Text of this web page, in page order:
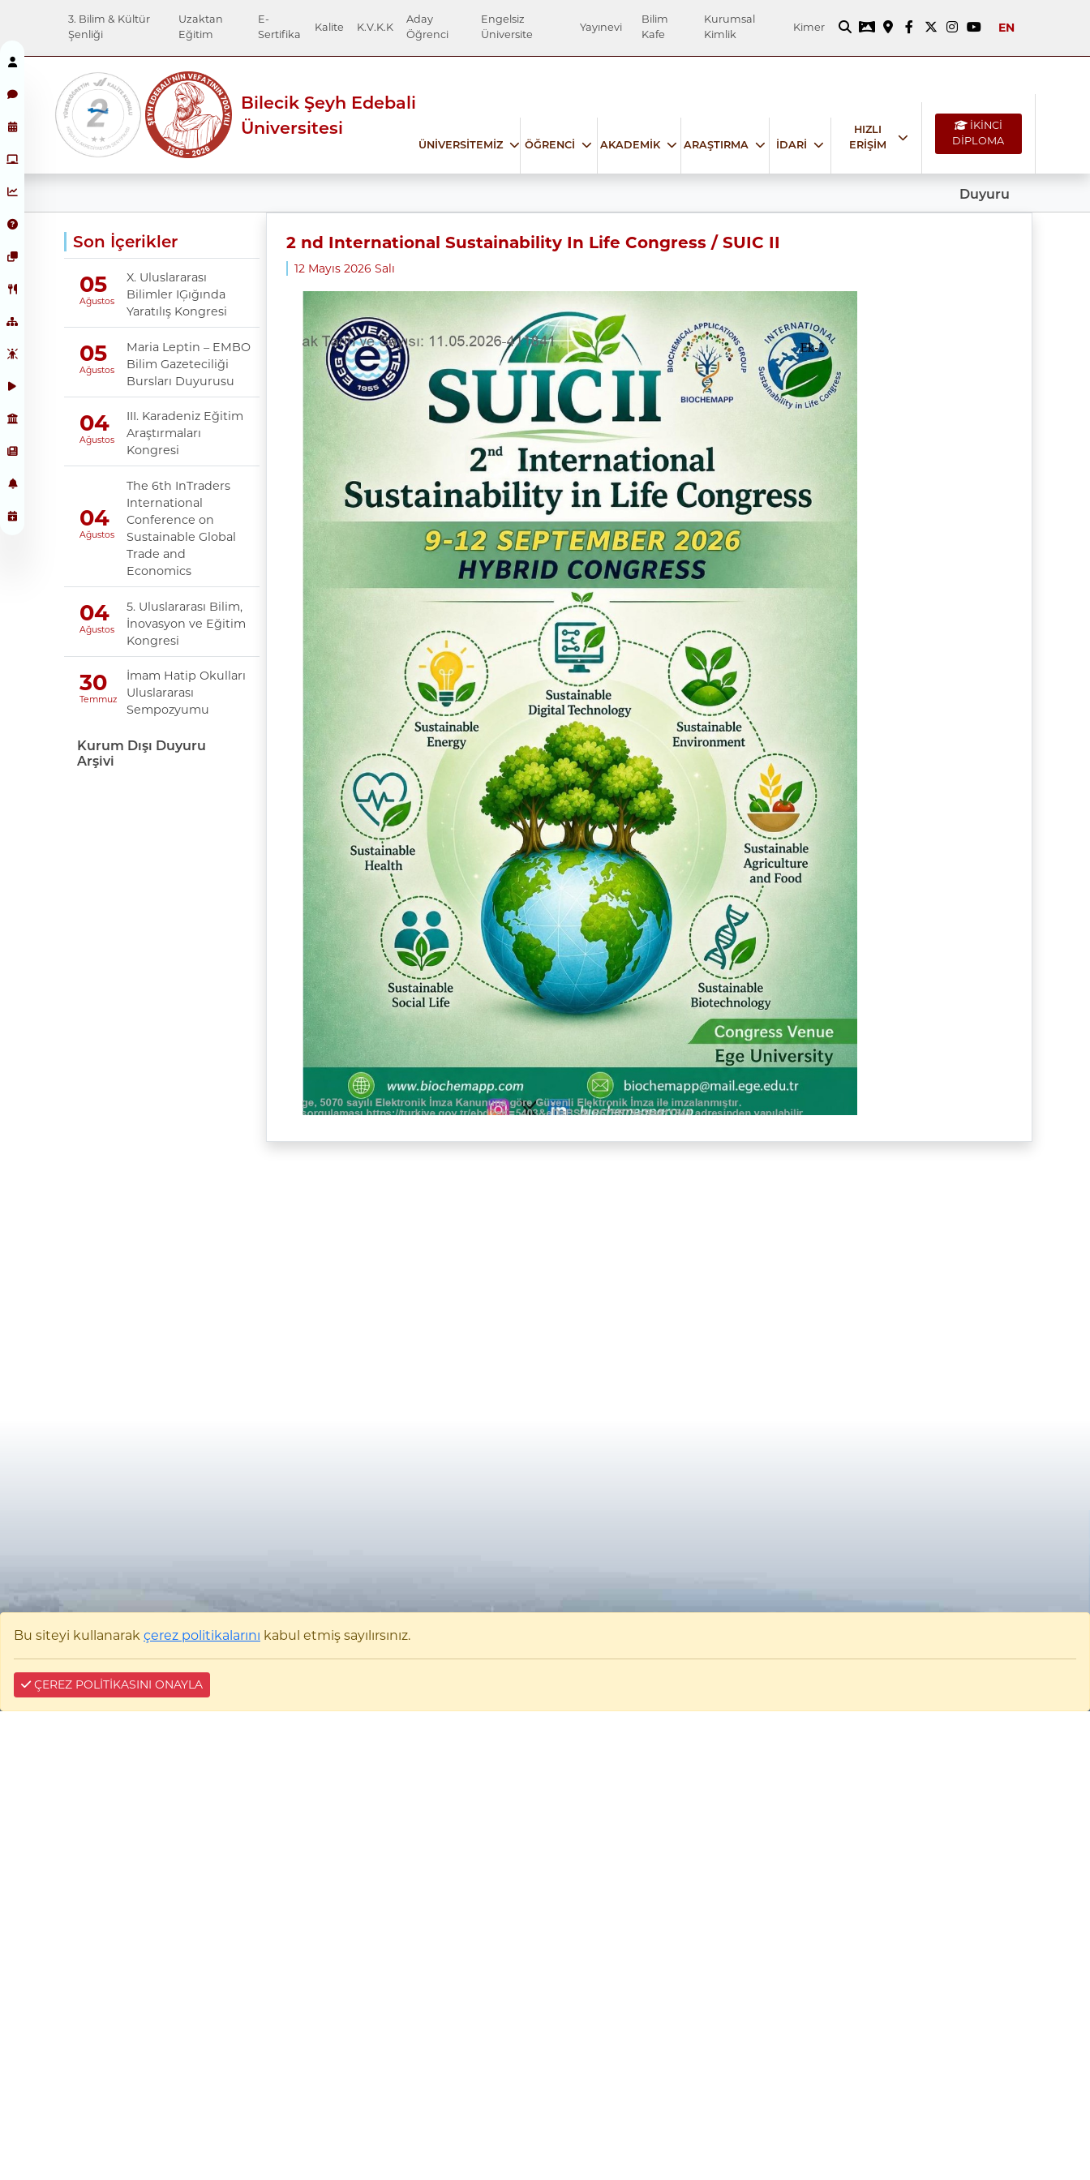
3. Bilim & Kültür
Şenliği
Uzaktan
Eğitim
E-
Sertifika
Kalite K.V.K.K
Aday
Öğrenci
Engelsiz
Üniversite
Yayınevi
Bilim
Kafe
Kurumsal
Kimlik
Kimer EN
Bilecik Şeyh Edebali
Üniversitesi
ÜNİVERSİTEMİZ ÖĞRENCİ AKADEMİK ARAŞTIRMA İDARİ
HIZLI
ERİŞİM
İKİNCİ
DİPLOMA
Duyuru
Son İçerikler
05
Ağustos
X. Uluslararası
Bilimler IĢığında
Yaratılış Kongresi
05
Ağustos
Maria Leptin – EMBO
Bilim Gazeteciliği
Bursları Duyurusu
04
Ağustos
III. Karadeniz Eğitim
Araştırmaları
Kongresi
04
Ağustos
The 6th InTraders
International
Conference on
Sustainable Global
Trade and
Economics
04
Ağustos
5. Uluslararası Bilim,
İnovasyon ve Eğitim
Kongresi
30
Temmuz
İmam Hatip Okulları
Uluslararası
Sempozyumu
Kurum Dışı Duyuru
Arşivi
2 nd International Sustainability In Life Congress / SUIC II
12 Mayıs 2026 Salı
Bu siteyi kullanarak çerez politikalarını kabul etmiş sayılırsınız.
ÇEREZ POLİTİKASINI ONAYLA